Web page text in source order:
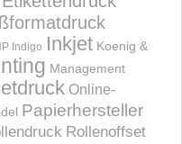
Indigo Inkjet Koenig &
Management
Online-
Papierhersteller
Rollenoffset